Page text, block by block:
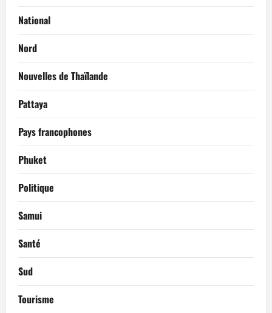
National
Nord
Nouvelles de Thaïlande
Pattaya
Pays francophones
Phuket
Politique
Samui
Santé
Sud
Tourisme